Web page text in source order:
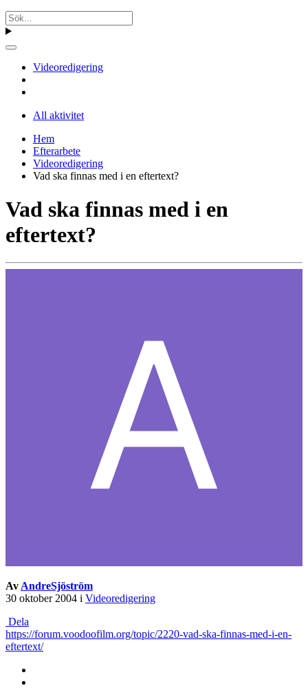
Videoredigering
All aktivitet
Hem
Efterarbete
Videoredigering
Vad ska finnas med i en eftertext?
Vad ska finnas med i en
eftertext?
AvAndreSjöström
30 oktober 2004 i Videoredigering
Dela
https://forum.voodoofilm.org/topic/2220-vad-ska-finnas-med-i-en-
eftertext/